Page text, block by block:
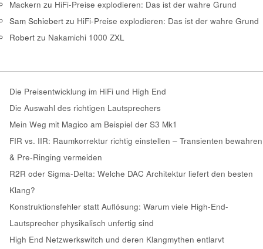
Mackern zu HiFi-Preise explodieren: Das ist der wahre Grund
Sam Schiebert zu HiFi-Preise explodieren: Das ist der wahre Grund
Robert zu Nakamichi 1000 ZXL
Die Preisentwicklung im HiFi und High End
Die Auswahl des richtigen Lautsprechers
Mein Weg mit Magico am Beispiel der S3 Mk1
FIR vs. IIR: Raumkorrektur richtig einstellen – Transienten bewahren
& Pre-Ringing vermeiden
R2R oder Sigma-Delta: Welche DAC Architektur liefert den besten
Klang?
Konstruktionsfehler statt Auflösung: Warum viele High-End-
Lautsprecher physikalisch unfertig sind
High End Netzwerkswitch und deren Klangmythen entlarvt